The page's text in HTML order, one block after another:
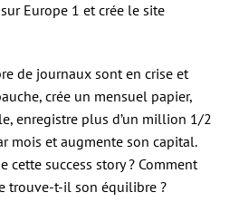
Europe 1 et crée le site
de journaux sont en crise et
crée un mensuel papier,
enregistre plus d’un million 1/2
mois et augmente son capital.
cette success story ? Comment
trouve-t-il son équilibre ?